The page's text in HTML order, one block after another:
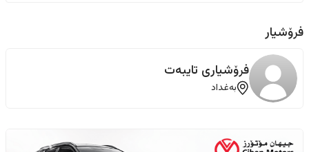
فرۆشیار
فرۆشیاری تایبەت
بەغداد